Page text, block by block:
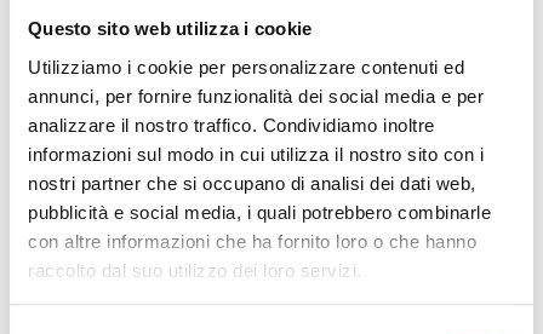
Questo sito web utilizza i cookie
Utilizziamo i cookie per personalizzare contenuti ed
annunci, per fornire funzionalità dei social media e per
analizzare il nostro traffico. Condividiamo inoltre
informazioni sul modo in cui utilizza il nostro sito con i
nostri partner che si occupano di analisi dei dati web,
pubblicità e social media, i quali potrebbero combinarle
con altre informazioni che ha fornito loro o che hanno
raccolto dal suo utilizzo dei loro servizi.
sabato, domenica dalle 10:00 alle 12:00
23 - 27 settembre 2026: mercoledì, giovedì,
venerdì, sabato, domenica dalle 10:00 alle 12:00
9 - 13 settembre 2026: mercoledì, giovedì, venerdì,
sabato, domenica dalle 10:00 alle 12:00
30 settembre - 4 ottobre 2026: mercoledì, giovedì,
venerdì, sabato, domenica dalle 10:00 alle 12:00